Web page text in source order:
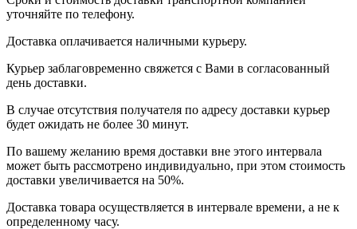
уточняйте по телефону.
Доставка оплачивается наличными курьеру.
Курьер заблаговременно свяжется с Вами в согласованный
день доставки.
В случае отсутствия получателя по адресу доставки курьер
будет ожидать не более 30 минут.
По вашему желанию время доставки вне этого интервала
может быть рассмотрено индивидуально, при этом стоимость
доставки увеличивается на 50%.
Доставка товара осуществляется в интервале времени, а не к
определенному часу.